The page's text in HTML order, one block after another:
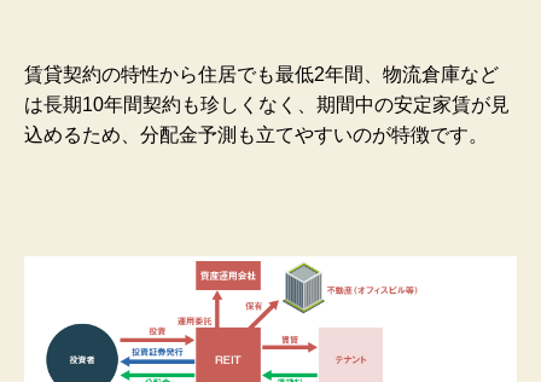
賃貸契約の特性から住居でも最低2年間、物流倉庫など
は長期10年間契約も珍しくなく、期間中の安定家賃が見
込めるため、分配金予測も立てやすいのが特徴です。